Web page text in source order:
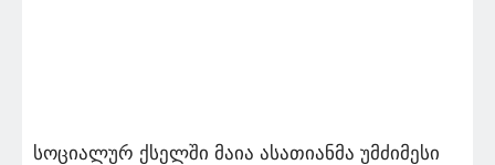
სოციალურ ქსელში მაია ასათიანმა უმძიმესი